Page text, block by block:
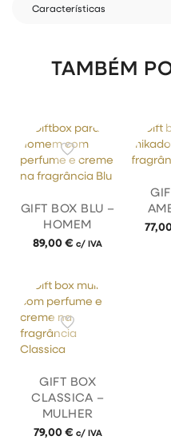
Características
TAMBÉM
GIFT BOX BLU –
HOMEM
89,00€ c/ IVA
GIFT BOX
CLASSICA –
MULHER
79,00€ c/ IVA